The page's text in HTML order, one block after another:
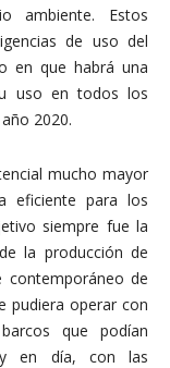
ambiente. Estos
de uso del
en que habrá una
uso en todos los
2020.
mucho mayor
eficiente para los
siempre fue la
la producción de
de
pudiera operar con
que podían
en día, con las